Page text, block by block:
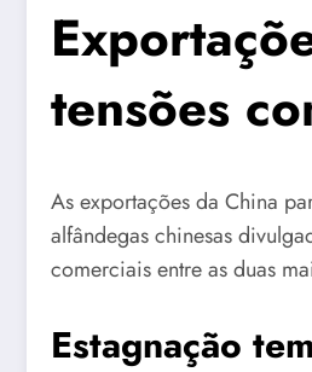
tensões
As exportações da China
alfândegas chinesas
comerciais entre as duas
Estagnação